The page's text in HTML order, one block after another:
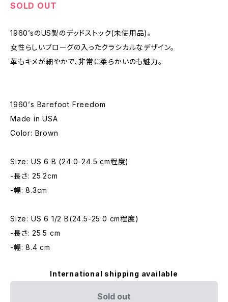
SOLD OUT
1960’sのUS製のデッドストック(未使用品)。
女性らしいブローグの入ったクラシカルなデザイン。
革もキメが細やかで、非常に柔らかいのも魅力。
1960’s Barefoot Freedom
Made in USA
Color: Brown
Size: US 6 B (24.0-24.5 cm程度)
-長さ: 25.2cm
-幅: 8.3cm
Size: US 6 1/2 B(24.5-25.0 cm程度)
-長さ: 25.5 cm
-幅: 8.4 cm
International shipping available
Sold out